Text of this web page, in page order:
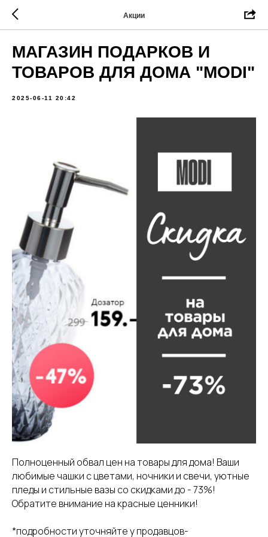
Акции
МАГАЗИН ПОДАРКОВ И
ТОВАРОВ ДЛЯ ДОМА "MODI"
2025-06-11 20:42
Полноценный обвал цен на товары для дома! Ваши
любимые чашки с цветами, ночники и свечи, уютные
пледы и стильные вазы со скидками до - 73%!
Обратите внимание на красные ценники!
*подробности уточняйте у продавцов-